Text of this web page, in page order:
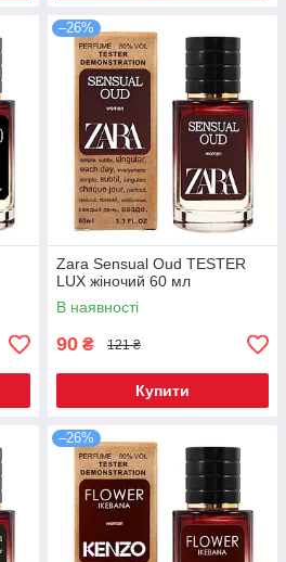
–26%
Zara Sensual Oud TESTER
LUX жіночий 60 мл
В наявності
90 ₴ 121 ₴
Купити
–26%